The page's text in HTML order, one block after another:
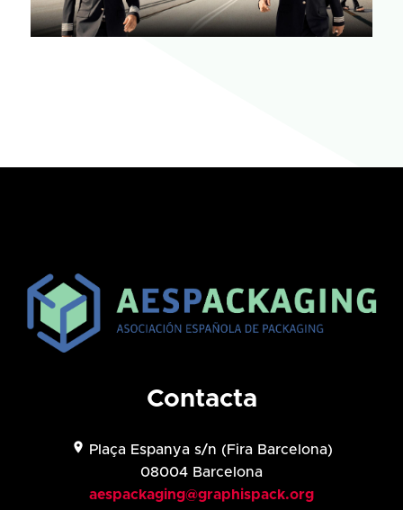
Contacta
location_on Plaça Espanya s/n (Fira Barcelona)
08004 Barcelona
aespackaging@graphispack.org